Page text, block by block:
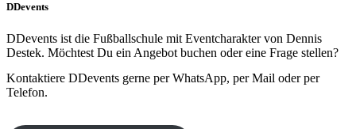
DDevents
DDevents ist die Fußballschule mit Eventcharakter von Dennis
Destek. Möchtest Du ein Angebot buchen oder eine Frage stellen?
Kontaktiere DDevents gerne per WhatsApp, per Mail oder per
Telefon.